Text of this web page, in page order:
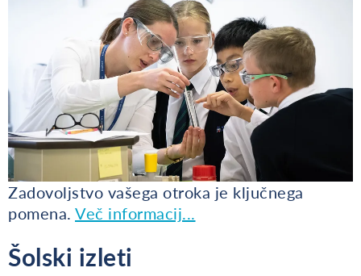
Zadovoljstvo vašega otroka je ključnega
pomena. Več informacij...
Šolski izleti